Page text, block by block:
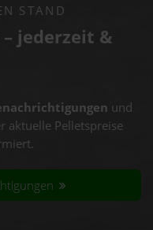
STAND
jederzeit &
und
aktuelle Pelletspreise